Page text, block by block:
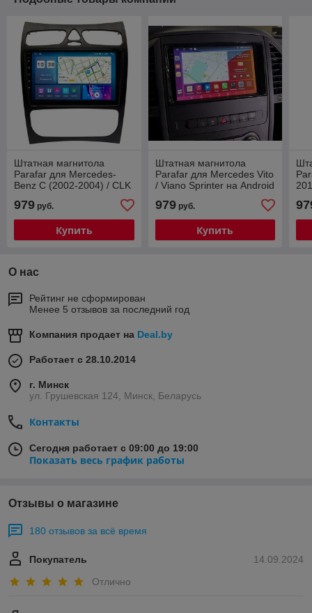
Штатная магнитола
Parafar для Mercedes-
Benz C (2002-2004) / CLK
(2002-2006) W203/W209
на Android 13 2/32Gb
979 руб.
Купить
Штатная магнитола
Parafar для Mercedes Vito
/ Viano Sprinter на Android
979руб.
Купить
О нас
Рейтинг не сформирован
Менее 5 отзывов за последний год
Компания продает на Deal.by
Работает с 28.10.2014
г. Минск
ул. Грушевская 124, Минск, Беларусь
Контакты
Сегодня работает с 09:00 до 19:00
Показать весь график работы
Отзывы о магазине
180 отзывов за всё время
14.09.2024
Покупатель
Отлично